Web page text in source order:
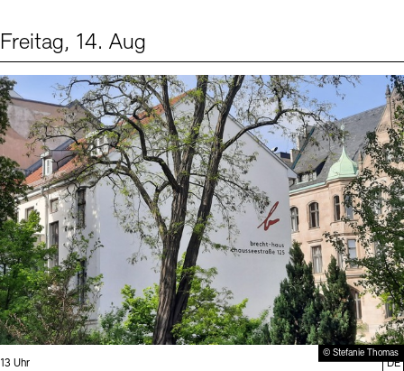
Freitag, 14. Aug
© Stefanie Thomas
Uhrzeit:
13 Uhr
DE